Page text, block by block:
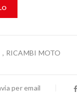
, RICAMBI MOTO
per email